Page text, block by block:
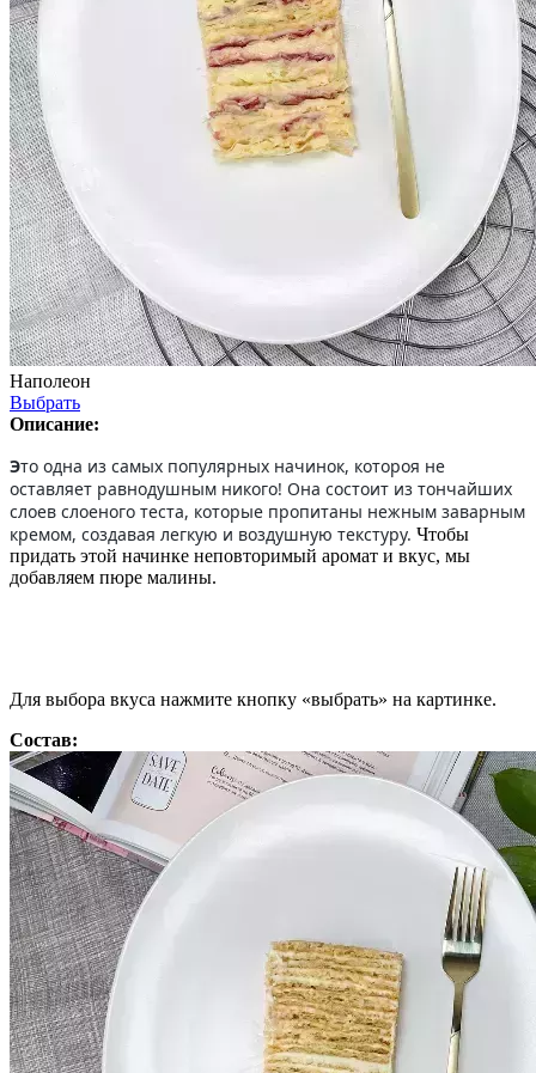
Наполеон
Выбрать
Описание:
Это одна из самых популярных начинок, котороя не
оставляет равнодушным никого! Она состоит из тончайших
слоев слоеного теста, которые пропитаны нежным заварным
кремом, создавая легкую и воздушную текстуру. Чтобы
придать этой начинке неповторимый аромат и вкус, мы
добавляем пюре малины.
Для выбора вкуса нажмите кнопку «выбрать» на картинке.
Состав: